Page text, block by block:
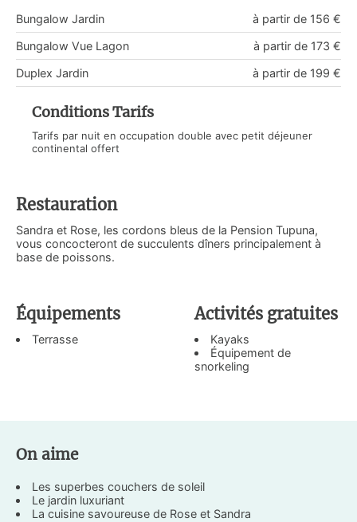
à partir de 156 €
Bungalow Jardin
à partir de 173 €
Bungalow Vue Lagon
à partir de 199 €
Duplex Jardin
Conditions Tarifs
Tarifs par nuit en occupation double avec petit déjeuner
continental offert
Restauration
Sandra et Rose, les cordons bleus de la Pension Tupuna,
vous concocteront de succulents dîners principalement à
base de poissons.
Équipements
Terrasse
Activités gratuites
Kayaks
Équipement de
snorkeling
On aime
Les superbes couchers de soleil
Le jardin luxuriant
La cuisine savoureuse de Rose et Sandra